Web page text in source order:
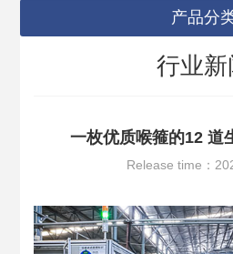
产品分
行业新
一枚优质喉箍的12 道
Release time：